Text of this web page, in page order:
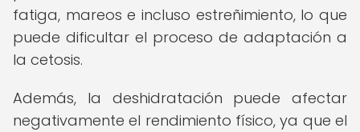
fatiga, mareos e incluso estreñimiento, lo que
puede dificultar el proceso de adaptación a
la cetosis.
Además, la deshidratación puede afectar
negativamente el rendimiento físico, ya que el